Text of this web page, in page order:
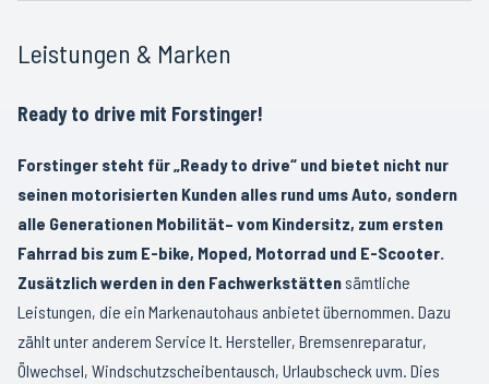
Leistungen & Marken
Ready to drive mit Forstinger!
Forstinger steht für „Ready to drive“ und bietet nicht nur
seinen motorisierten Kunden alles rund ums Auto, sondern
alle Generationen Mobilität– vom Kindersitz, zum ersten
Fahrrad bis zum E-bike, Moped, Motorrad und E-Scooter.
Zusätzlich werden in den Fachwerkstätten sämtliche
Leistungen, die ein Markenautohaus anbietet übernommen. Dazu
zählt unter anderem Service lt. Hersteller, Bremsenreparatur,
Ölwechsel, Windschutzscheibentausch, Urlaubscheck uvm. Dies